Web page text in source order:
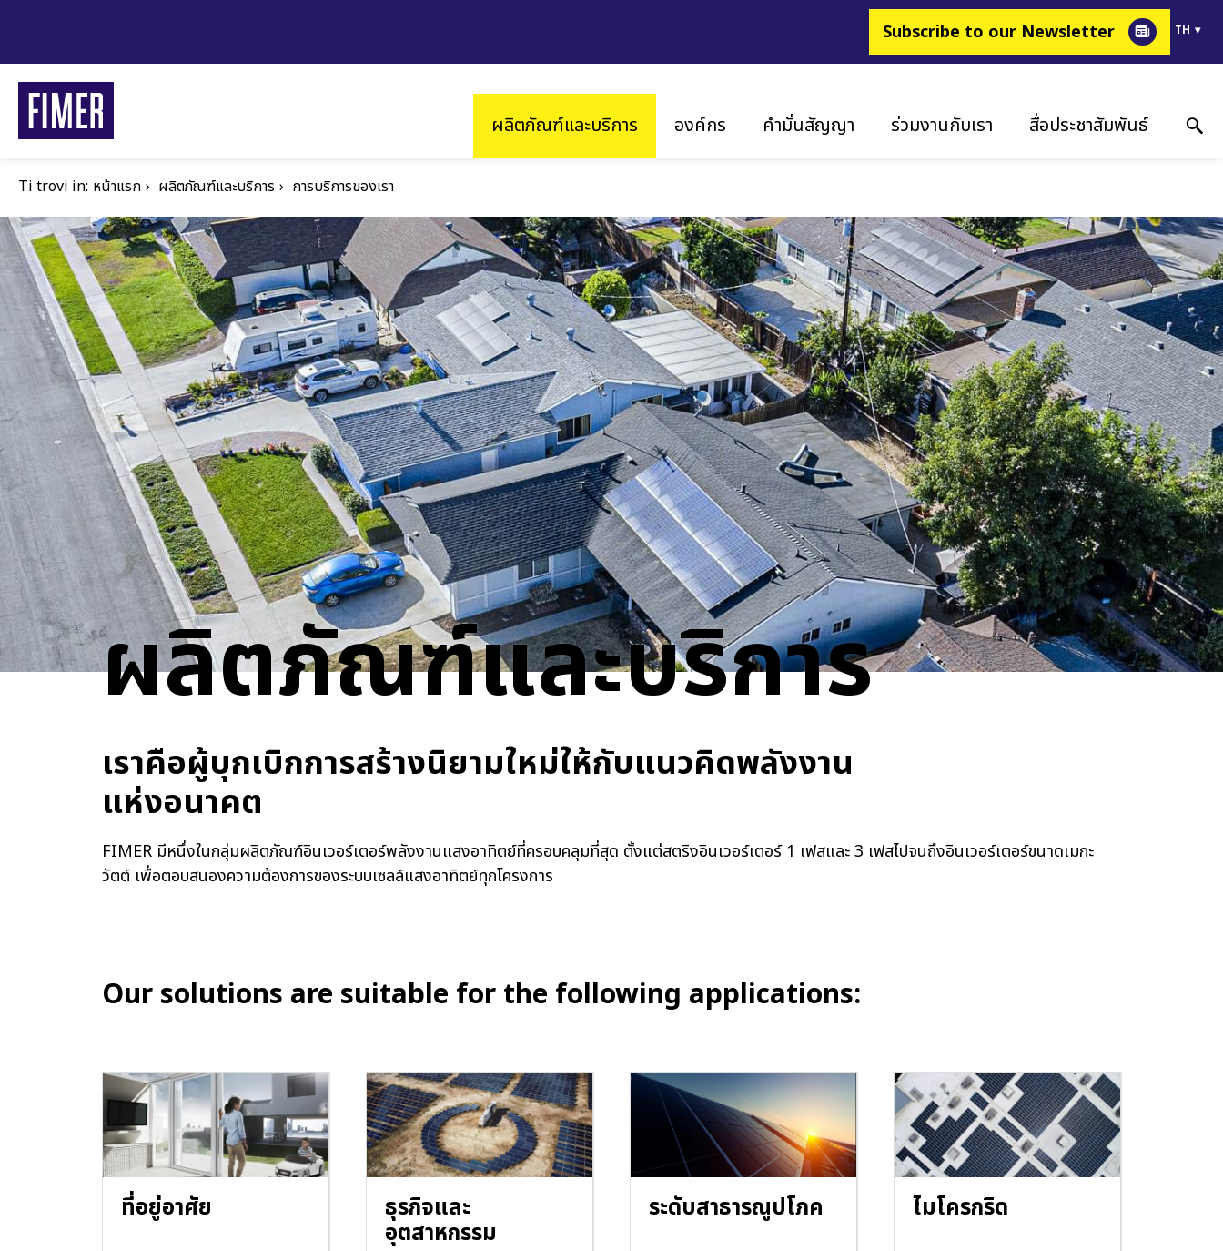
ยัง
เนื้อหา
Subscribe to our Newsletter TH
Main
navigation
ผลิตภัณฑ์และบริการ
การบริการของเรา
ที่อยู่อาศัย
ธุรกิจและอุตสาหกรรม
สำหรับสาธารณูปโภค
ระบบไมโครกริด
โซลาร์
อินเวอร์เตอร์แบบสตริง
อินเวอร์เตอร์แบบเซ็นทรัล
สถานีไฟฟ้าครบวงจร
ระบบบริหารจัดการพลังงาน
ซอฟต์แวร์และแอพพลิเคชั่น
บริการ
สินค้าที่เลิกผลิตแล้ว
ระบบไมโครกริด
BESS Solutions
องค์กร
ประวัติความเป็นมา
สำนักงานในประเทศต่างๆ
มาตรฐานและใบรับรอง
คำมั่นสัญญา
นวัตกรรม
ความใส่ใจลูกค้า
ร่วมงานกับเรา
ร่วมเป็นส่วนหนึ่งในการขับเคลื่อนพลังงาน
ตำแหน่งงาน
สื่อประชาสัมพันธ์
สื่อประชาสัมพันธ์
กิจกรรม
คลังรูปภาพ
ข้อมูลติดต่อ
Ti trovi in: การ
เส้น
ทาง
หน้าแรก ผลิตภัณฑ์และบริการ การบริการของเรา
ผลิตภัณฑ์และบริการ
เราคือผู้บุกเบิกการสร้างนิยามใหม่ให้กับแนวคิดพลังงาน
แห่งอนาคต
FIMER มีหนึ่งในกลุ่มผลิตภัณฑ์อินเวอร์เตอร์พลังงานแสงอาทิตย์ที่ครอบคลุมที่สุด ตั้งแต่สตริงอินเวอร์เตอร์ 1 เฟสและ 3 เฟสไปจนถึงอินเวอร์เตอร์ขนาดเมกะ
วัตต์ เพื่อตอบสนองความต้องการของระบบเซลล์แสงอาทิตย์ทุกโครงการ
Our solutions are suitable for the following applications:
ที่อยู่อาศัย ธุรกิจและ
อุตสาหกรรม
ระดับสาธารณูปโภค ไมโครกริด